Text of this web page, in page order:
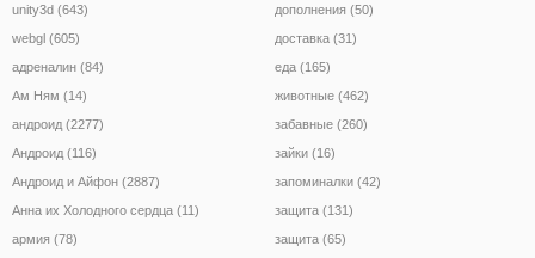
unity3d (643)
webgl (605)
адреналин (84)
Ам Ням (14)
андроид (2277)
Андроид (116)
Андроид и Айфон (2887)
Анна их Холодного сердца (11)
армия (78)
дополнения (50)
доставка (31)
еда (165)
животные (462)
забавные (260)
зайки (16)
запоминалки (42)
защита (131)
защита (65)